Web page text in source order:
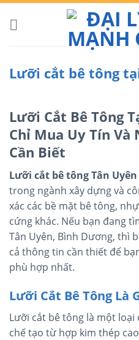
Skip
Lưỡi cắt bê tông
Lưỡi Cắt Bê Tông
Chỉ Mua Uy Tín
Cần Biết
Lưỡi cắt bê tông Tân Uyên
trong ngành xây dựng và
xác các bề mặt bê tông,
cứng khác. Nếu bạn đang
Tân Uyên, Bình Dương, thì
cả thông tin cần thiết để
phù hợp nhất.
Lưỡi Cắt Bê Tông Là
Lưỡi cắt bê tông là một
chế tạo từ hợp kim thép